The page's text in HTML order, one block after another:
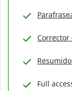
Corrector
Full